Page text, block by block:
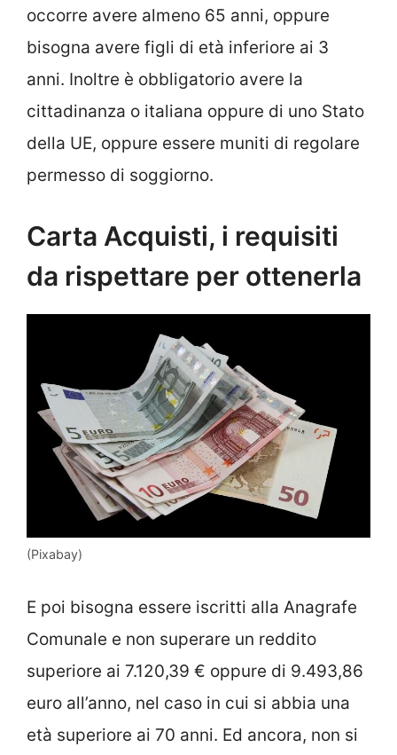
occorre avere almeno 65 anni, oppure
bisogna avere figli di età inferiore ai 3
anni. Inoltre è obbligatorio avere la
cittadinanza o italiana oppure di uno Stato
della UE, oppure essere muniti di regolare
permesso di soggiorno.
Carta Acquisti, i requisiti
da rispettare per ottenerla
(Pixabay)
E poi bisogna essere iscritti alla Anagrafe
Comunale e non superare un reddito
superiore ai 7.120,39 € oppure di 9.493,86
euro all’anno, nel caso in cui si abbia una
età superiore ai 70 anni. Ed ancora, non si